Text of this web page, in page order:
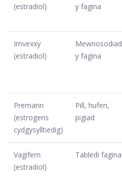
(estradiol)
y fagina
Imvexxy
(estradiol)
Mewnosodiad
y fagina
Premarin
(estrogens
cydgysylltiedig)
Pill, hufen,
pigiad
Vagifem
(estradiol)
Tabledi fagina